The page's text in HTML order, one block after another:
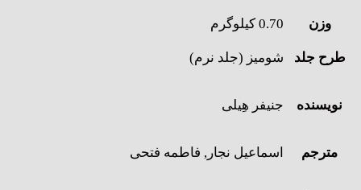
وزن 0.70 کیلوگرم
طرح جلد شومیز (جلد نرم)
نویسنده جنیفر هِیلی
مترجم اسماعیل نجار, فاطمه فتحی